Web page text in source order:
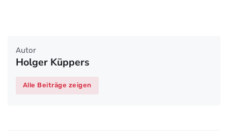
Autor
Holger Küppers
Alle Beiträge zeigen